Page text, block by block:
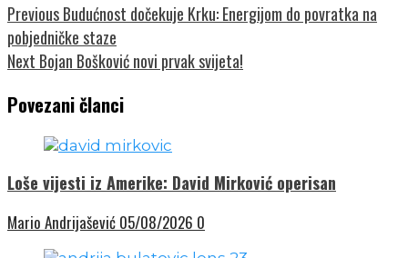
PreviousBudućnost dočekuje Krku: Energijom do povratka na
pobjedničke staze
Next Bojan Bošković novi prvak svijeta!
Povezani članci
Loše vijesti iz Amerike: David Mirković operisan
Mario Andrijašević 05/08/2026 0